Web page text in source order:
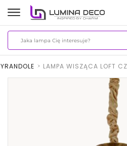
> LAMPA WISZĄCA LOFT